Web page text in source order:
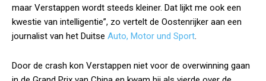
maar Verstappen wordt steeds kleiner. Dat lijkt me ook een
kwestie van intelligentie”, zo vertelt de Oostenrijker aan een
journalist van het Duitse Auto, Motor und Sport.
Door de crash kon Verstappen niet voor de overwinning gaan